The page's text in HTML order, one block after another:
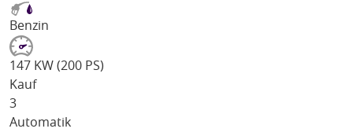
Benzin
147 KW (200 PS)
Kauf
3
Automatik